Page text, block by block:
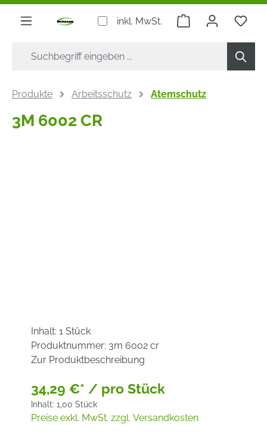
springen
inkl. MwSt. Warenkorb
Produkte Arbeitsschutz Atemschutz
3M 6002 CR
Inhalt: 1 Stück
Produktnummer: 3m 6002 cr
Zur Produktbeschreibung
34,29 €* / pro Stück
Inhalt: 1,00 Stück
Preise exkl. MwSt. zzgl. Versandkosten